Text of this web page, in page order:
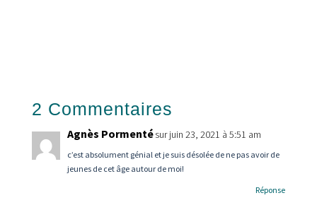
2 Commentaires
Agnès Pormentésur juin 23, 2021 à 5:51 am
c’est absolument génial et je suis désolée de ne pas avoir de
jeunes de cet âge autour de moi!
Réponse